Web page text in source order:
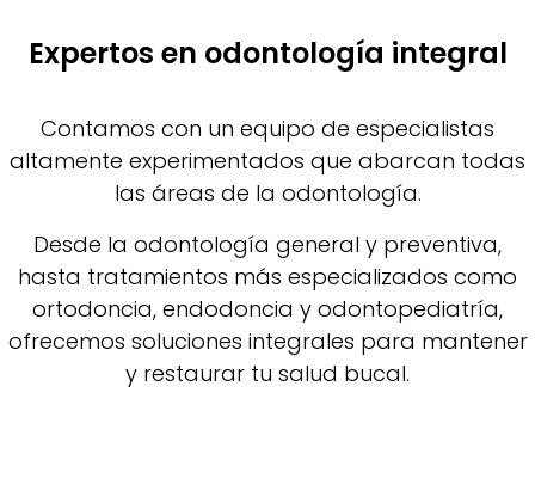
Expertos en odontología integral
Contamos con un equipo de especialistas
altamente experimentados que abarcan todas
las áreas de la odontología.
Desde la odontología general y preventiva,
hasta tratamientos más especializados como
ortodoncia, endodoncia y odontopediatría,
ofrecemos soluciones integrales para mantener
y restaurar tu salud bucal.